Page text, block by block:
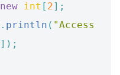
new int [ 2];
. println ( "Access
]);